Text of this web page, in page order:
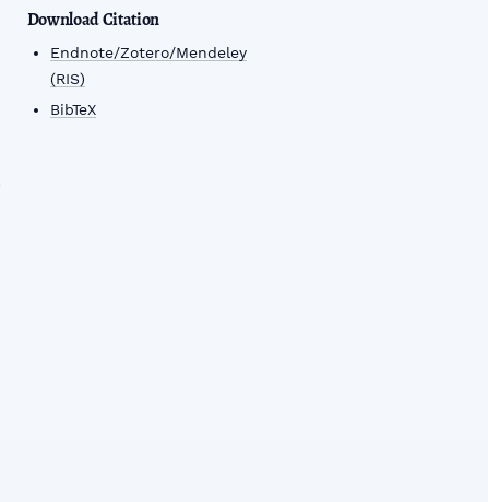
Download Citation
Endnote/Zotero/Mendeley
(RIS)
BibTeX